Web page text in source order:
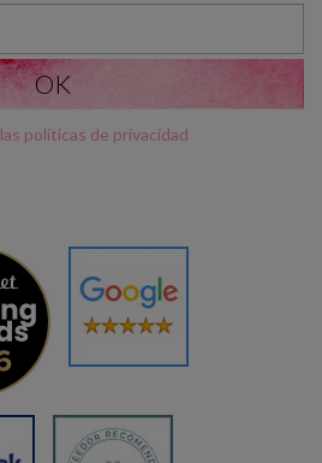
las políticas de privacidad